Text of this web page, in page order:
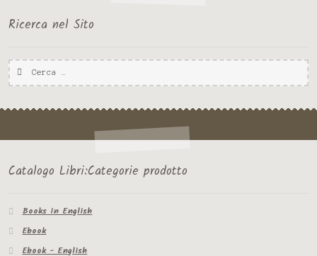
Ricerca nel Sito
Ricerca
per:
Catalogo Libri:Categorie prodotto
Books in English
Ebook
Ebook - English